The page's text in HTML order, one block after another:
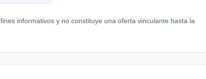
informativos y no constituye una oferta vinculante hasta la